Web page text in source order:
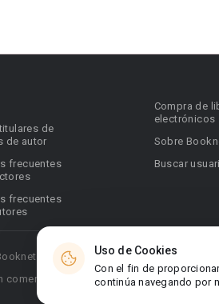
Uso de Cookies
Con el fin de
continúa navegando por
de
de autor
frecuentes
frecuentes
Compra de
electrónicos
Sobre
Buscar
Todos los derechos reservados.
comercial: Griva Digeni 51, oficina 1,